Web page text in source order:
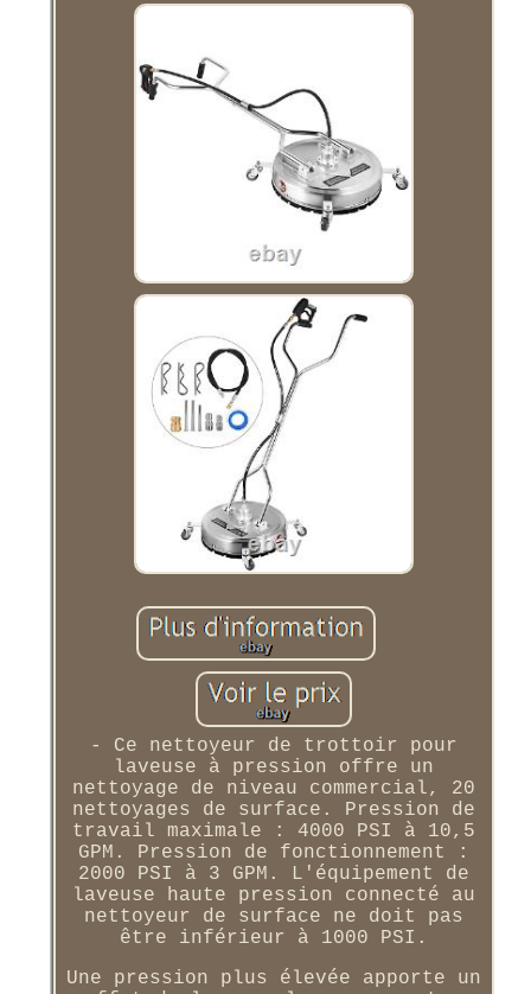
- Ce nettoyeur de trottoir pour
laveuse à pression offre un
nettoyage de niveau commercial, 20
nettoyages de surface. Pression de
travail maximale : 4000 PSI à 10,5
GPM. Pression de fonctionnement :
2000 PSI à 3 GPM. L'équipement de
laveuse haute pression connecté au
nettoyeur de surface ne doit pas
être inférieur à 1000 PSI.
Une pression plus élevée apporte un